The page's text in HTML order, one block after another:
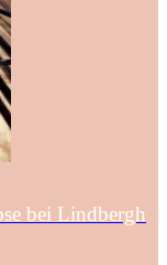
bei Lindbergh